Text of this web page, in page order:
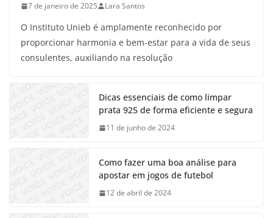
7 de janeiro de 2025 Lara Santos
O Instituto Unieb é amplamente reconhecido por
proporcionar harmonia e bem-estar para a vida de seus
consulentes, auxiliando na resolução
Dicas essenciais de como limpar
prata 925 de forma eficiente e segura
11 de junho de 2024
Como fazer uma boa análise para
apostar em jogos de futebol
12 de abril de 2024